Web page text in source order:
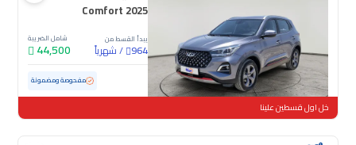
Comfort 2025
يبدأ القسط من
964
/شهرياً
شامل الضريبة
44,500
مستعملة 32,473 كم ممشى قليل مفحوصة ومضمونة
خل اول قسطين علينا